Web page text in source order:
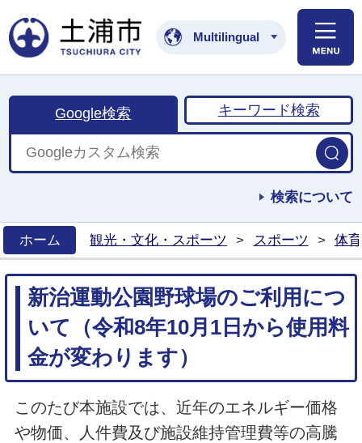
土浦市公式ホームペ
Multilingual
Google検索 キーワード検索
検索について
ホーム
観光・文化・スポーツ > スポーツ > 体
新治運動公園野球場のご利用につ
いて（令和8年10月1日から使用料
金が変わります）
このたび本施設では、近年のエネルギー価格
や物価、人件費及び施設維持管理費等の高騰